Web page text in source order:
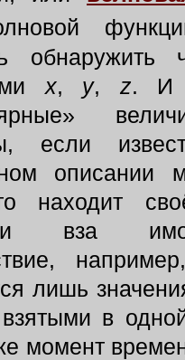
х, у, z. И
если
описании
находит
вза
лишь
взятыми в
момент